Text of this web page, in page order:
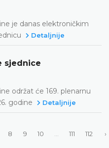
je danas elektroničkim
Detaljnije
sjednice
održat će 169. plenarnu
godine Detaljnije
8 9 10 111 112 ›